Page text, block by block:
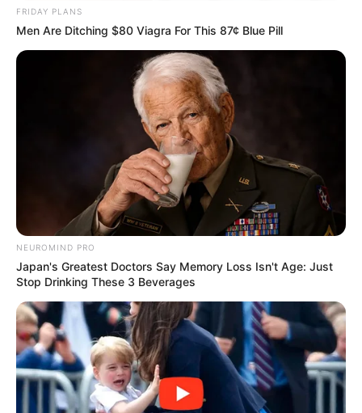
FRIDAY PLANS
Men Are Ditching $80 Viagra For This 87¢ Blue Pill
NEUROMIND PRO
Japan's Greatest Doctors Say Memory Loss Isn't Age: Just
Stop Drinking These 3 Beverages